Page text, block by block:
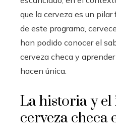
que la cerveza es un
de este programa,
han podido conocer el
cerveza checa y
hacen única.
La historia y el
cerveza checa